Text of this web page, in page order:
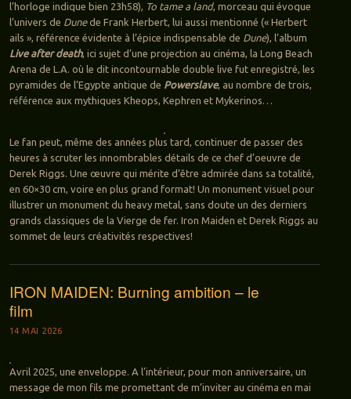
l’horloge indique bien 23h58), To tame a land, morceau qui évoque
l’univers de Dunede Frank Herbert, lui aussi mentionné (« Herbert
ails », référence évidente à l’épice indispensable de Dune), l’album
Live after death, ici sujet d’une projection au cinéma, la Long Beach
Arena de L.A. où le dit incontournable double live fut enregistré, les
pyramides de l’Egypte antique de Powerslave, au nombre de trois,
référence aux mythiques Kheops, Kephren et Mykerinos…
Le fan peut, même des années plus tard, continuer de passer des
heures à scruter les innombrables détails de ce chef d’oeuvre de
Derek Riggs. Une œuvre qui mérite d’être admirée dans sa totalité,
en 60×30 cm, voire en plus grand format! Un monument visuel pour
illustrer un monument du heavy metal, sans doute un des derniers
grands classiques de la Vierge de fer. Iron Maiden et Derek Riggs au
sommet de leurs créativités respectives!
IRON MAIDEN: Burning ambition – le
film
14 MAI 2026
Avril 2025, une enveloppe. A l’intérieur, pour mon anniversaire, un
message de mon fils me promettant de m’inviter au cinéma en mai